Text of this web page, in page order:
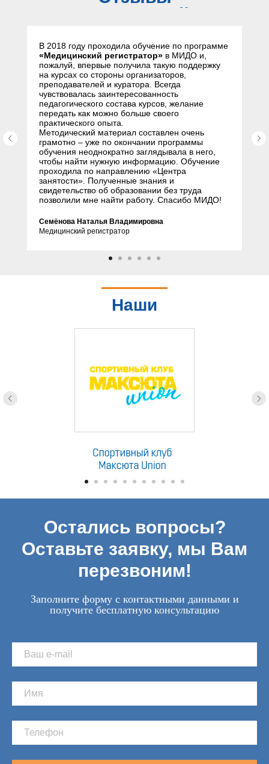
слушателей
В 2018 году проходила обучение по программе
«Медицинский регистратор» в МИДО и,
пожалуй, впервые получила такую поддержку
на курсах со стороны организаторов,
преподавателей и куратора. Всегда
чувствовалась заинтересованность
педагогического состава курсов, желание
передать как можно больше своего
практического опыта.
Методический материал составлен очень
грамотно – уже по окончании программы
обучения неоднократно заглядывала в него,
чтобы найти нужную информацию. Обучение
проходила по направлению «Центра
занятости». Полученные знания и
свидетельство об образовании без труда
позволили мне найти работу. Спасибо МИДО!
Семёнова Наталья Владимировна
Медицинский регистратор
Наши
Остались вопросы?
Оставьте заявку, мы Вам
перезвоним!
Заполните форму с контактными данными и
получите бесплатную консультацию